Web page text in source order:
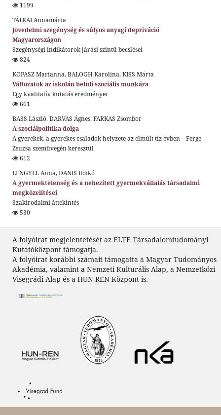
1199
TÁTRAI Annamária
Jövedelmi szegénység és súlyos anyagi depriváció
Magyarországon
Szegénységi indikátorok járási szintű becslései
824
KOPASZ Marianna, BALOGH Karolina, KISS Márta
Változatok az iskolán belüli szociális munkára
Egy kvalitatív kutatás eredményei
661
BASS László, DARVAS Ágnes, FARKAS Zsombor
A szociálpolitika dolga
A gyerekek, a gyerekes családok helyzete az elmúlt tíz évben – Ferge
Zsuzsa szemüvegén keresztül
612
LENGYEL Anna, DANIS Ildikó
A gyermektelenség és a nehezített gyermekvállalás társadalmi
megközelítései
Szakirodalmi áttekintés
530
A folyóirat megjelentetését az ELTE Társadalomtudományi
Kutatóközpont támogatja.
A folyóirat korábbi számait támogatta a Magyar Tudományos
Akadémia, valamint a Nemzeti Kulturális Alap, a Nemzetközi
Visegrádi Alap és a HUN-REN Központ is.